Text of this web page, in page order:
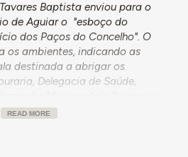
Baptista enviou para o
de Aguiar o "esboço do
dos Paços do Concelho". O
os ambientes, indicando as
destinada a abrigar os
Delegacia de Saúde,
discussão do projeto,
Engenheiros Chefes da
Urbanos da DGSU e
READ MORE